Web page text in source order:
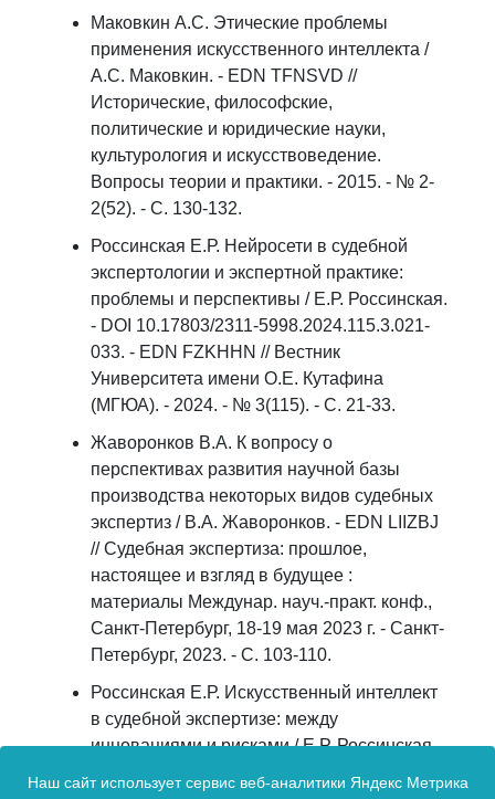
Маковкин А.С. Этические проблемы
применения искусственного интеллекта /
А.С. Маковкин. - EDN TFNSVD //
Исторические, философские,
политические и юридические науки,
культурология и искусствоведение.
Вопросы теории и практики. - 2015. - № 2-
2(52). - С. 130-132.
Россинская Е.Р. Нейросети в судебной
экспертологии и экспертной практике:
проблемы и перспективы / Е.Р. Россинская.
- DOI 10.17803/2311-5998.2024.115.3.021-
033. - EDN FZKHHN // Вестник
Университета имени О.Е. Кутафина
(МГЮА). - 2024. - № 3(115). - С. 21-33.
Жаворонков В.А. К вопросу о
перспективах развития научной базы
производства некоторых видов судебных
экспертиз / В.А. Жаворонков. - EDN LIIZBJ
// Судебная экспертиза: прошлое,
настоящее и взгляд в будущее :
материалы Междунар. науч.-практ. конф.,
Санкт-Петербург, 18-19 мая 2023 г. - Санкт-
Петербург, 2023. - С. 103-110.
Россинская Е.Р. Искусственный интеллект
в судебной экспертизе: между
инновациями и рисками / Е.Р. Россинская. -
Наш сайт использует сервис веб-аналитики Яндекс Метрика